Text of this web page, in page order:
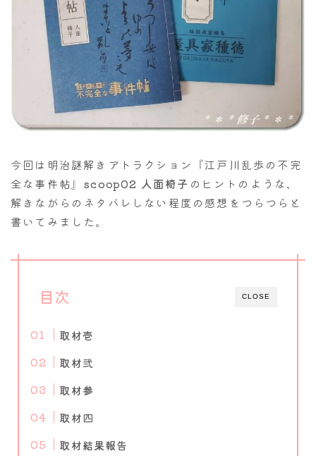
今回は明治謎解きアトラクション『江戸川乱歩の不完
全な事件帖』 scoop02 人面椅子 のヒントのような、
解きながらのネタバレしない程度の感想をつらつらと
書いてみました。
CLOSE
目次
取材壱
取材弐
取材参
取材四
取材結果報告